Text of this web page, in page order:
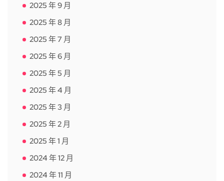
2025 年 9 月
2025 年 8 月
2025 年 7 月
2025 年 6 月
2025 年 5 月
2025 年 4 月
2025 年 3 月
2025 年 2 月
2025 年 1 月
2024 年 12 月
2024 年 11 月